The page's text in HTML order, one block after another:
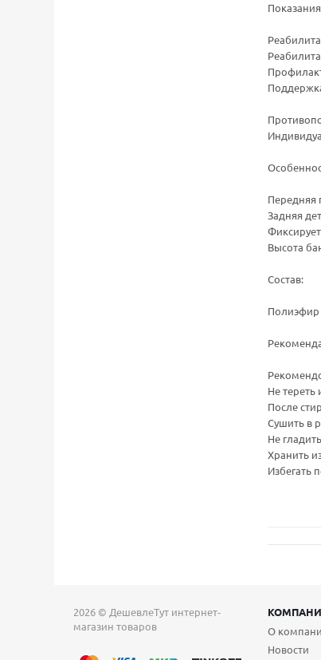
Передняя
Задняя
Высота
Состав:
Полиэфир
Не
После
Сушить в
Не
Хранить
Избегать
2026 © ДешевлеТут интернет-
магазин товаров
О
Новости